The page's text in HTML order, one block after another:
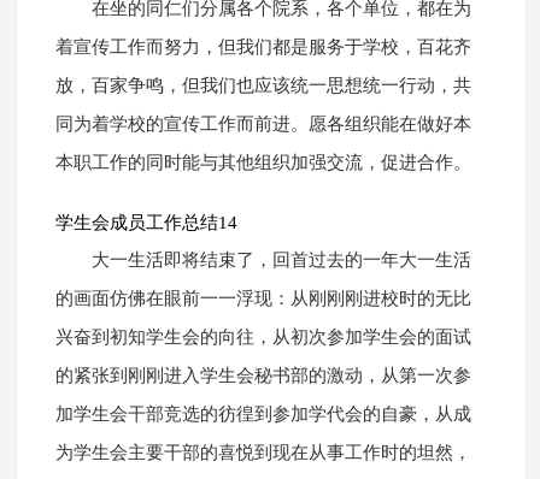
在坐的同仁们分属各个院系，各个单位，都在为
着宣传工作而努力，但我们都是服务于学校，百花齐
放，百家争鸣，但我们也应该统一思想统一行动，共
同为着学校的宣传工作而前进。愿各组织能在做好本
本职工作的同时能与其他组织加强交流，促进合作。
学生会成员工作总结14
大一生活即将结束了，回首过去的一年大一生活
的画面仿佛在眼前一一浮现：从刚刚刚进校时的无比
兴奋到初知学生会的向往，从初次参加学生会的面试
的紧张到刚刚进入学生会秘书部的激动，从第一次参
加学生会干部竞选的彷徨到参加学代会的自豪，从成
为学生会主要干部的喜悦到现在从事工作时的坦然，